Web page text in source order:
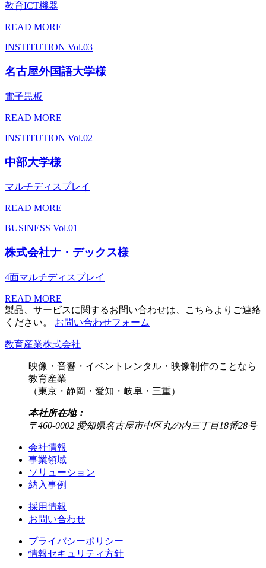
教育ICT機器
READ MORE
INSTITUTION Vol.03
名古屋外国語大学様
電子黒板
READ MORE
INSTITUTION Vol.02
中部大学様
マルチディスプレイ
READ MORE
BUSINESS Vol.01
株式会社ナ・デックス様
4面マルチディスプレイ
READ MORE
製品、サービスに関するお問い合わせは、こちらよりご連絡
ください。 お問い合わせフォーム
教育産業株式会社
映像・音響・イベントレンタル・映像制作のことなら
教育産業
（東京・静岡・愛知・岐阜・三重）
本社所在地：
〒460-0002 愛知県名古屋市中区丸の内三丁目18番28号
会社情報
事業領域
ソリューション
納入事例
採用情報
お問い合わせ
プライバシーポリシー
情報セキュリティ方針